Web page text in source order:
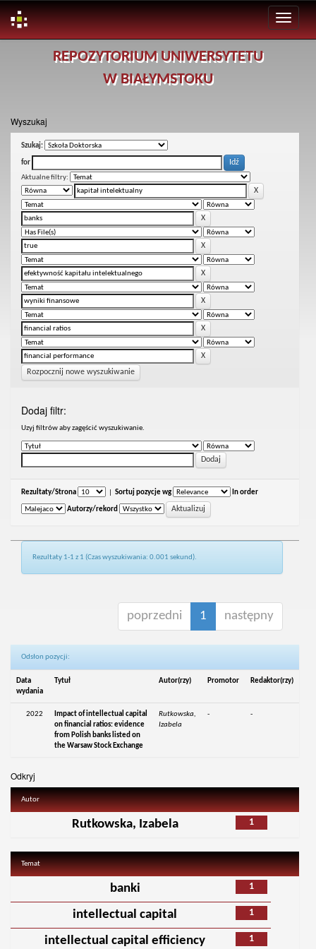
REPOZYTORIUM UNIWERSYTETU
W BIAŁYMSTOKU
Wyszukaj
Szukaj:
for
Aktualne filtry:
Rozpocznij nowe wyszukiwanie
Dodaj filtr:
Uzyj filtrów aby zagęścić wyszukiwanie.
Rezultaty/Strona Sortuj pozycje wg In order
Autorzy/rekord
Rezultaty 1-1 z 1 (Czas wyszukiwania: 0.001 sekund).
poprzedni 1 następny
Odsłon pozycji:
Data
wydania
Tytuł Autor(rzy) Promotor Redaktor(rzy)
2022
Impact of intellectual capital
on financial ratios: evidence
from Polish banks listed on
the Warsaw Stock Exchange
Rutkowska,
Izabela
- -
Odkryj
Autor
1
Rutkowska, Izabela
Temat
1
banki
1
intellectual capital
1
intellectual capital efficiency